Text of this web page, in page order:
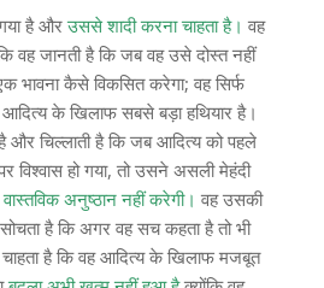
है औरउससे शादी करना चाहता है। वह
वह जानती है कि जब वह उसे दोस्त नहीं
भावना कैसे विकसित करेगा; वह सिर्फ
के खिलाफ सबसे बड़ा हथियार है।
चिल्लाती है कि जब आदित्य को पहले
विश्वास हो गया, तो उसने असली मेहंदी
वास्तविक अनुष्ठान नहीं करेगी। वह उसकी
है कि अगर वह सच कहता है तो भी
चाहता है कि वह आदित्य के खिलाफ मजबूत